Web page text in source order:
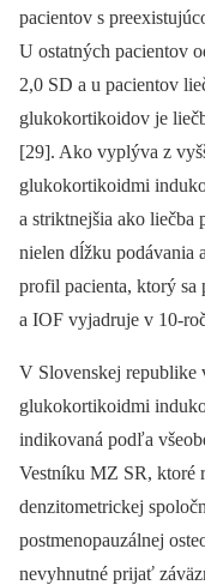
pacientov s
U ostatných pacientov
2,0 SD a u pacientov
glukokortikoidov je
[29]. Ako vyplýva z
glukokortikoidmi
a striktnejšia ako liečba
nielen dĺžku
profil pacienta, ktorý
a IOF vyjadruje v
V Slovenskej republike
glukokortikoidmi
indikovaná podľa
Vestníku MZ SR, ktoré
denzitometrickej
postmenopauzálnej
nevyhnutné prijať